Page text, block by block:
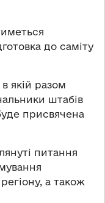
до саміту
якій разом
штабів
присвячена
питання
а також